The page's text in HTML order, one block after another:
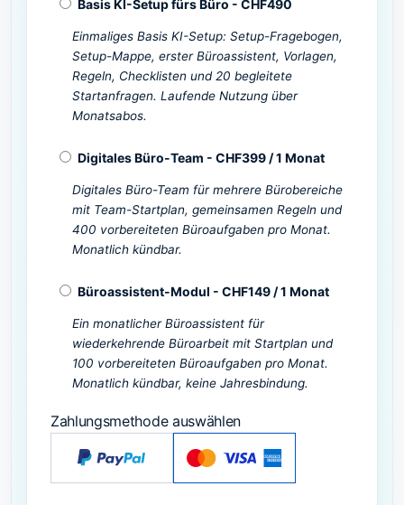
Basis KI-Setup fürs Büro - CHF490
Einmaliges Basis KI-Setup: Setup-Fragebogen,
Setup-Mappe, erster Büroassistent, Vorlagen,
Regeln, Checklisten und 20 begleitete
Startanfragen. Laufende Nutzung über
Monatsabos.
Digitales Büro-Team - CHF399/1 Monat
Digitales Büro-Team für mehrere Bürobereiche
mit Team-Startplan, gemeinsamen Regeln und
400 vorbereiteten Büroaufgaben pro Monat.
Monatlich kündbar.
Büroassistent-Modul - CHF149/1 Monat
Ein monatlicher Büroassistent für
wiederkehrende Büroarbeit mit Startplan und
100 vorbereiteten Büroaufgaben pro Monat.
Monatlich kündbar, keine Jahresbindung.
Zahlungsmethode auswählen